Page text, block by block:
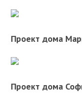
Проект дома
Проект дома